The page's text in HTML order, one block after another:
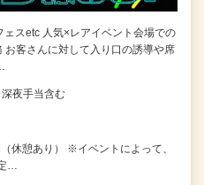
ェスetc 人気×レアイベント会場での
お客さんに対して入り口の誘導や席
夜手当含む
休憩あり） ※イベントによって、
…